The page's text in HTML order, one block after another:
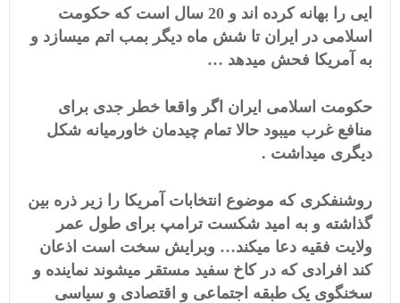
ایی را بهانه کرده اند و 20 سال است که حکومت
اسلامی در ایران تا شش ماه دیگر بمب اتم میسازد و
به آمریکا فحش میدهد …
حکومت اسلامی ایران اگر واقعا خطر جدی برای
منافع غرب میبود حالا تمام چیدمان خاورمیانه شکل
دیگری میداشت .
روشنفکری که موضوع انتخابات آمریکا را زیر ذره بین
گذاشته و به امید شکست ترامپ برای طول عمر
ولایت فقیه دعا میکند… وبرایش سخت است اذعان
کند افرادی که در کاخ سفید مستقر میشوند نماینده و
سخنگوی یک طبقه اجتماعی و اقتصادی و سیاسی